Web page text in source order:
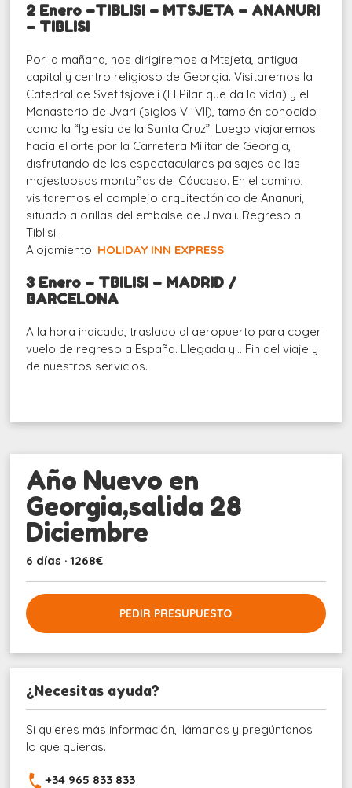
2 Enero –TIBLISI – MTSJETA – ANANURI
– TIBLISI
Por la mañana, nos dirigiremos a Mtsjeta, antigua
capital y centro religioso de Georgia. Visitaremos la
Catedral de Svetitsjoveli (El Pilar que da la vida) y el
Monasterio de Jvari (siglos VI-VII), también conocido
como la “Iglesia de la Santa Cruz”. Luego viajaremos
hacia el orte por la Carretera Militar de Georgia,
disfrutando de los espectaculares paisajes de las
majestuosas montañas del Cáucaso. En el camino,
visitaremos el complejo arquitectónico de Ananuri,
situado a orillas del embalse de Jinvali. Regreso a
Tiblisi.
Alojamiento: HOLIDAY INN EXPRESS
3 Enero – TBILISI – MADRID /
BARCELONA
A la hora indicada, traslado al aeropuerto para coger
vuelo de regreso a España. Llegada y… Fin del viaje y
de nuestros servicios.
Año Nuevo en
Georgia,salida 28
Diciembre
6 días · 1268€
PEDIR PRESUPUESTO
¿Necesitas ayuda?
Si quieres más información, llámanos y pregúntanos
lo que quieras.
+34 965 833 833